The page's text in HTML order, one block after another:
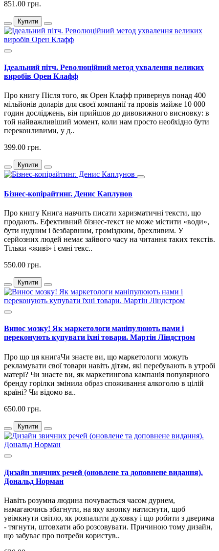
851.00 грн.
Купити
Ідеальний пітч. Революційний метод ухвалення великих
виробів Орен Клафф
Про книгу Після того, як Орен Клафф привернув понад 400
мільйонів доларів для своєї компанії та провів майже 10 000
годин досліджень, він прийшов до дивовижного висновку: в
той найважливіший момент, коли нам просто необхідно бути
переконливими, у д..
399.00 грн.
Купити
Бізнес-копірайтинг. Денис Каплунов
Про книгу Книга навчить писати харизматичні тексти, що
продають. Ефективний бізнес-текст не може містити «води»,
бути нудним і безбарвним, громіздким, брехливим. У
серйозних людей немає зайвого часу на читання таких текстів.
Тільки «живі» і ємні текс..
550.00 грн.
Купити
Винос мозку! Як маркетологи маніпулюють нами і
переконують купувати їхні товари. Мартін Ліндстром
Про що ця книгаЧи знаєте ви, що маркетологи можуть
рекламувати свої товари навіть дітям, які перебувають в утробі
матері? Чи знаєте ви, як маркетингова кампанія популярного
бренду горілки змінила образ споживання алкоголю в цілій
країні? Чи відомо ва..
650.00 грн.
Купити
Дизайн звичних речей (оновлене та доповнене видання).
Дональд Норман
Навіть розумна людина почувається часом дурнем,
намагаючись збагнути, на яку кнопку натиснути, щоб
увімкнути світло, як розпалити духовку і що робити з дверима
- тягнути, штовхати або розсовувати. Причиною тому дизайн,
що забуває про потреби користув..